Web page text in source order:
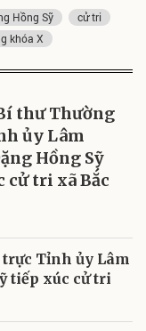
Hồng Sỹ
cử tri
khóa X
thư Thường
ủy Lâm
Hồng Sỹ
cử tri xã Bắc
Tỉnh ủy Lâm
tiếp xúc cử tri